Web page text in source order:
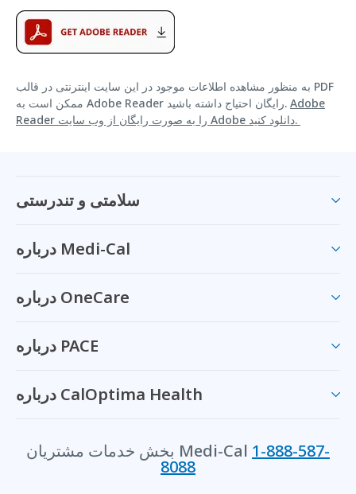
به منظور مشاهده اطلاعات موجود در این سایت اینترنتی در قالب PDF
ممکن است به Adobe Reader رایگان احتیاج داشته باشید. Adobe
Reader را به صورت رایگان از وب سایت Adobe دانلود کنید.
سلامتی و تندرستی
درباره Medi-Cal
درباره OneCare
درباره PACE
درباره CalOptima Health
بخش خدمات مشتریان Medi-Cal 1-888-587-
8088